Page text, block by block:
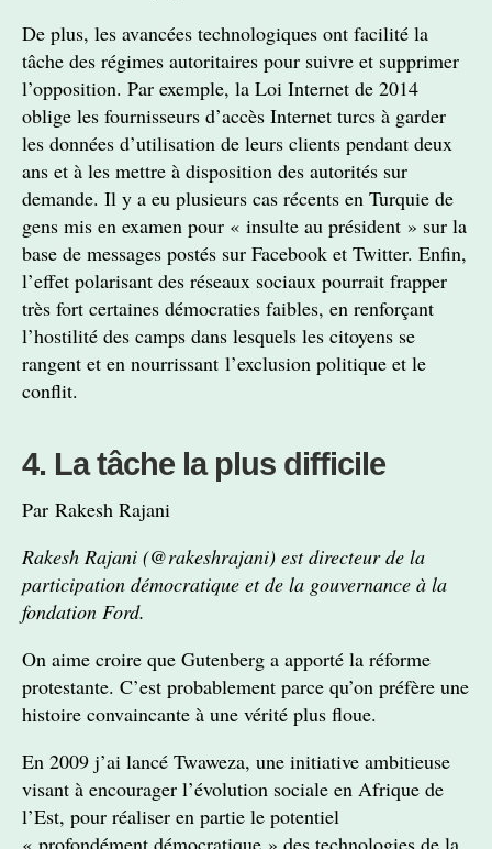
De plus, les avancées technologiques ont facilité la
tâche des régimes autoritaires pour suivre et supprimer
l’opposition. Par exemple, la Loi Internet de 2014
oblige les fournisseurs d’accès Internet turcs à garder
les données d’utilisation de leurs clients pendant deux
ans et à les mettre à disposition des autorités sur
demande. Il y a eu plusieurs cas récents en Turquie de
gens mis en examen pour « insulte au président » sur la
base de messages postés sur Facebook et Twitter. Enfin,
l’effet polarisant des réseaux sociaux pourrait frapper
très fort certaines démocraties faibles, en renforçant
l’hostilité des camps dans lesquels les citoyens se
rangent et en nourrissant l’exclusion politique et le
conflit.
4. La tâche la plus difficile
Par Rakesh Rajani
Rakesh Rajani (@rakeshrajani) est directeur de la
participation démocratique et de la gouvernance à la
fondation Ford.
On aime croire que Gutenberg a apporté la réforme
protestante. C’est probablement parce qu’on préfère une
histoire convaincante à une vérité plus floue.
En 2009 j’ai lancé Twaweza, une initiative ambitieuse
visant à encourager l’évolution sociale en Afrique de
l’Est, pour réaliser en partie le potentiel
« profondément démocratique » des technologies de la